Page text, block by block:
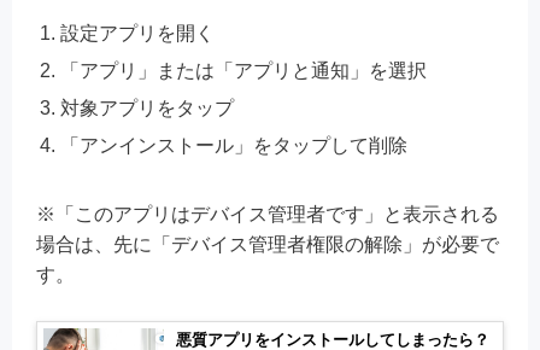
設定アプリを開く
「アプリ」または「アプリと通知」を選択
対象アプリをタップ
「アンインストール」をタップして削除
※「このアプリはデバイス管理者です」と表示される
場合は、先に「デバイス管理者権限の解除」が必要で
す。
悪質アプリをインストールしてしまったら？